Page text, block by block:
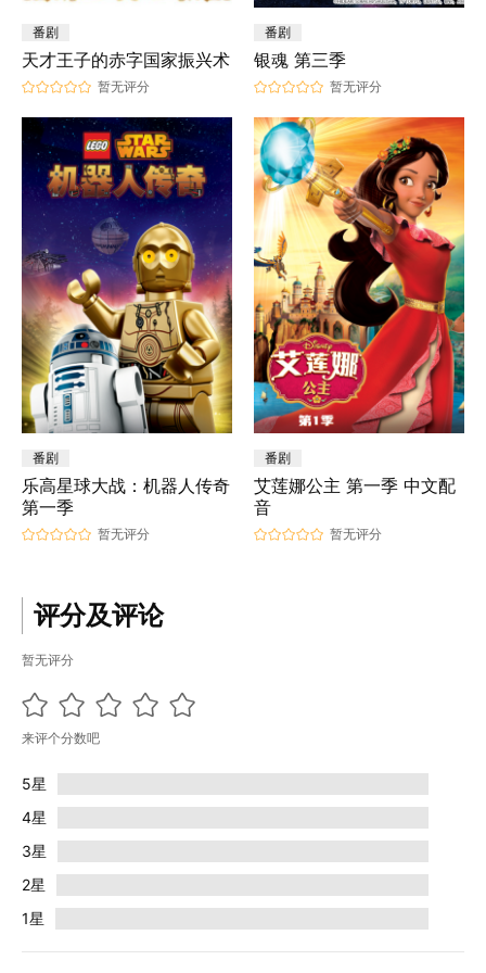
番剧
天才王子的赤字国家振兴术
暂无评分
番剧
银魂 第三季
暂无评分
番剧
乐高星球大战：机器人传奇
第一季
暂无评分
番剧
艾莲娜公主 第一季 中文配
音
暂无评分
评分及评论
暂无评分
来评个分数吧
5星
4星
3星
2星
1星